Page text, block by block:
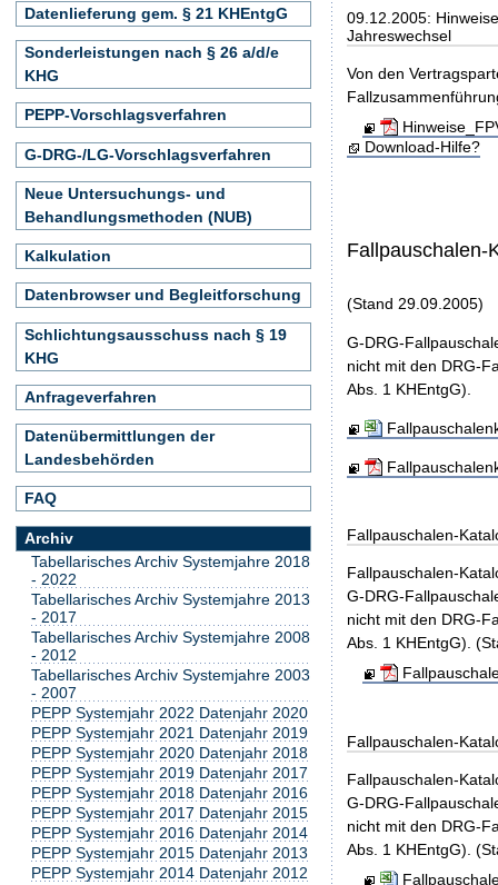
09.12.2005:
Jahreswechsel
Von den
Download-Hilfe?
Fallpauschalen-
(Stand 29.09.2005)
G-DRG-
nicht mit den DRG-
Abs. 1 KHEntgG).
Fallpauschalen-
Fallpauschalen-
G-DRG-
nicht mit den DRG-
Abs. 1 KHEntgG).
Fallpauschalen-
Fallpauschalen-
G-DRG-
nicht mit den DRG-
Abs. 1 KHEntgG).
Datenlieferung gem. § 21 KHEntgG
Sonderleistungen nach § 26 a/d/e
KHG
PEPP-Vorschlagsverfahren
G-DRG-/LG-Vorschlagsverfahren
Neue Untersuchungs- und
Behandlungsmethoden (NUB)
Kalkulation
Datenbrowser und Begleitforschung
Schlichtungsausschuss nach § 19
KHG
Anfrageverfahren
Datenübermittlungen der
Landesbehörden
FAQ
Archiv
Tabellarisches Archiv Systemjahre 2018
- 2022
Tabellarisches Archiv Systemjahre 2013
- 2017
Tabellarisches Archiv Systemjahre 2008
- 2012
Tabellarisches Archiv Systemjahre 2003
- 2007
PEPP Systemjahr 2022 Datenjahr 2020
PEPP Systemjahr 2021 Datenjahr 2019
PEPP Systemjahr 2020 Datenjahr 2018
PEPP Systemjahr 2019 Datenjahr 2017
PEPP Systemjahr 2018 Datenjahr 2016
PEPP Systemjahr 2017 Datenjahr 2015
PEPP Systemjahr 2016 Datenjahr 2014
PEPP Systemjahr 2015 Datenjahr 2013
PEPP Systemjahr 2014 Datenjahr 2012